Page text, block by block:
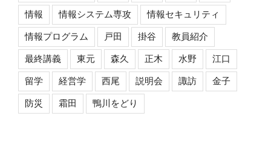
情報 情報システム専攻 情報セキュリティ
情報プログラム 戸田 掛谷 教員紹介
最終講義 東元 森久 正木 水野 江口
留学 経営学 西尾 説明会 諏訪 金子
防災 霜田 鴨川をどり